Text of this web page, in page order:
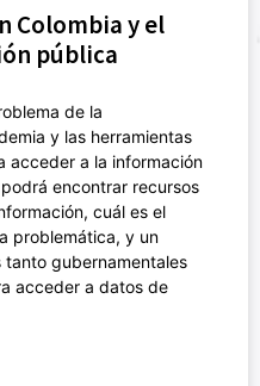
Colombia y el
pública
de la
y las herramientas
acceder a la información
encontrar recursos
cuál es el
problemática, y un
gubernamentales
acceder a datos de